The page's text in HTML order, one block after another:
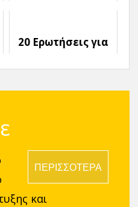
20 Ερωτήσεις για
Πρώτο Ραντεβού
ΠΕΡΙΣΣΟΤΕΡΑ
και